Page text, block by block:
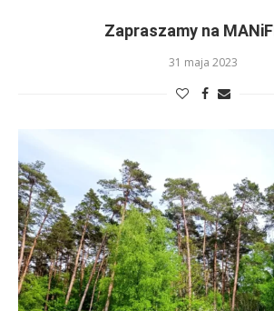
Zapraszamy na
31 maja 2023